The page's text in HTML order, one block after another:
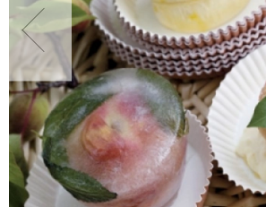
NATURALNIE
URODA
NATURALNA